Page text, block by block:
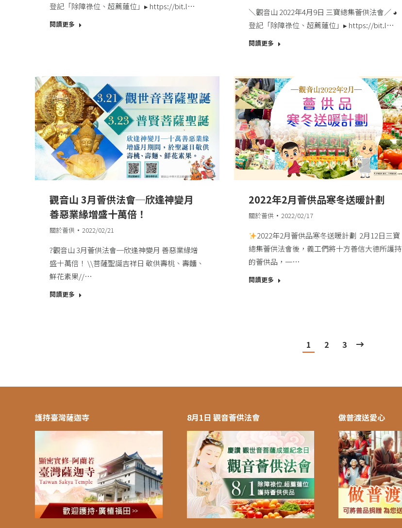
登記「除障祿位、超薦蓮位」▸ https://bit.l…
閱讀更多
＼觀音山 2022年4月9日 三寶總集薈供法會／​ ◕
登記「除障祿位、超薦蓮位」▸ https://bit.l…
閱讀更多
觀音山 3月薈供法會─欣逢神變月
善惡業緣增盛十萬倍！
關於薈供 2022/02/21
?觀音山 3月薈供法會─欣逢神變月 善惡業緣增
盛十萬倍！​ \\菩薩聖誕吉祥日 敬供壽桃、壽麵、
鮮花素果//​…
閱讀更多
2022年2月薈供品寒冬送暖計劃
關於薈供 2022/02/17
2022年2月薈供品寒冬送暖計劃​ ​ 2月12日三寶
總集薈供法會後，義工們將十方善信大德所護持
的薈供品，一…
閱讀更多
1 2 3
護持臺灣薩迦寺 8月1日 觀音薈供法會 做普渡送愛心